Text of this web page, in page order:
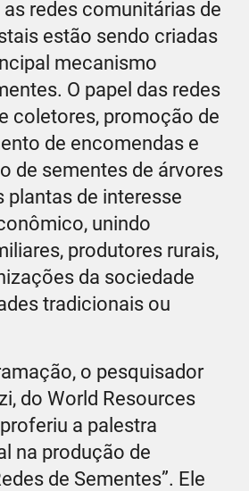
redes comunitárias de
estão sendo criadas
mecanismo
O papel das redes
coletores, promoção de
de encomendas e
de sementes de árvores
plantas de interesse
unindo
produtores rurais,
da sociedade
tradicionais ou
o pesquisador
do World Resources
a palestra
na produção de
de Sementes”. Ele